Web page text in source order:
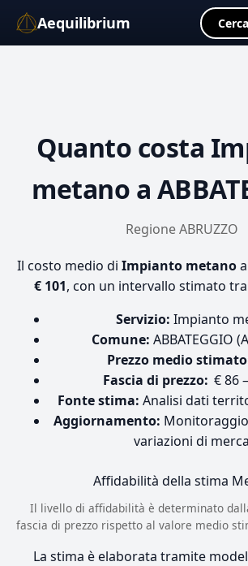
Aequilibrium Cerca
Quanto costa
metano a
Regione ABRUZZO
Il costo medio di Impianto metanoa
€ 101, con un intervallo stimato
Servizio: Impianto
Comune: ABBATEGGIO
Prezzo medio
Fascia di prezzo: € 86
Fonte stima: Analisi dati
Aggiornamento:
variazioni di
Affidabilità della stima
Il livello di affidabilità è determinato
fascia di prezzo rispetto al valore medio
La stima è elaborata tramite